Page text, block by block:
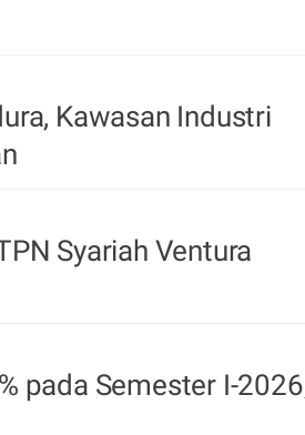
Kawasan Industri
Syariah Ventura
pada Semester I-